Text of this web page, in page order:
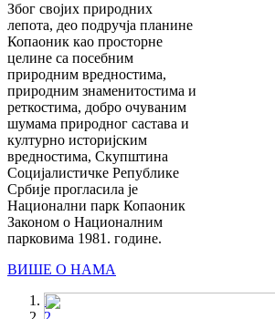
Због својих природних
лепота, део подручја планине
Копаоник као просторне
целине са посебним
природним вредностима,
природним знаменитостима и
реткостима, добро очуваним
шумама природног састава и
културно историјским
вредностима, Скупштина
Социјалистичке Републике
Србије прогласила је
Национални парк Копаоник
Законом о Националним
парковима 1981. године.
ВИШЕ О НАМА
1